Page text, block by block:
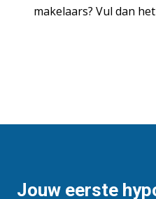
makelaars? Vul dan
Jouw eerste